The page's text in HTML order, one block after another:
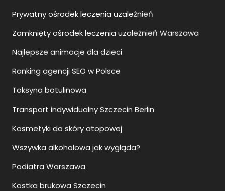
Ranking agencji SEO w Polsce
Toksyna botulinowa
Transport indywidualny Szczecin Berlin
Kosmetyki do skóry atopowej
Wszywka alkoholowa jak wygląda?
Podiatra Warszawa
Kostka brukowa Szczecin
Punkt przedszkolny Szczecin
Przedszkole prywatne Szczecin
Przedszkole prywatne Szczecin cena